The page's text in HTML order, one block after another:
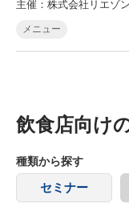
主催：株式会社リエゾン
メニュー
飲食店向け
種類から探す
セミナー